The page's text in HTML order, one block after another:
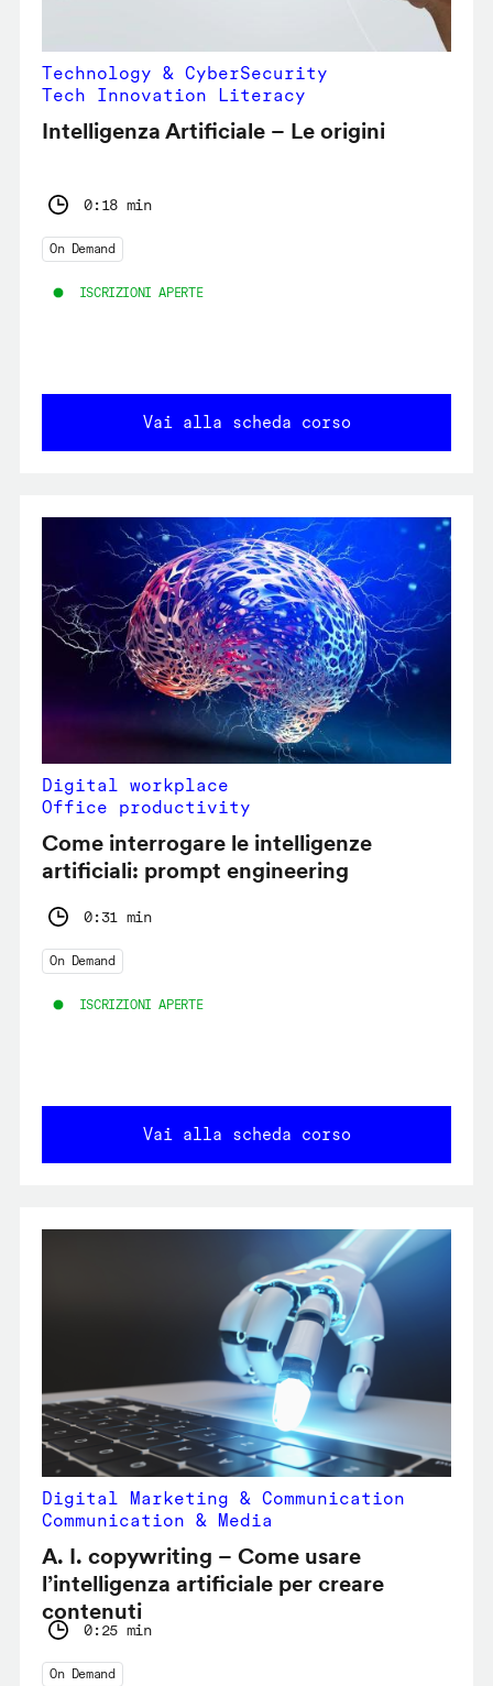
Technology & CyberSecurity
Tech Innovation Literacy
Intelligenza Artificiale – Le origini
0:18 min
On Demand
ISCRIZIONI APERTE
Vai alla scheda corso
Digital workplace
Office productivity
Come interrogare le intelligenze
artificiali: prompt engineering
0:31 min
On Demand
ISCRIZIONI APERTE
Vai alla scheda corso
Digital Marketing & Communication
Communication & Media
A. I. copywriting – Come usare
l’intelligenza artificiale per creare
contenuti
0:25 min
On Demand